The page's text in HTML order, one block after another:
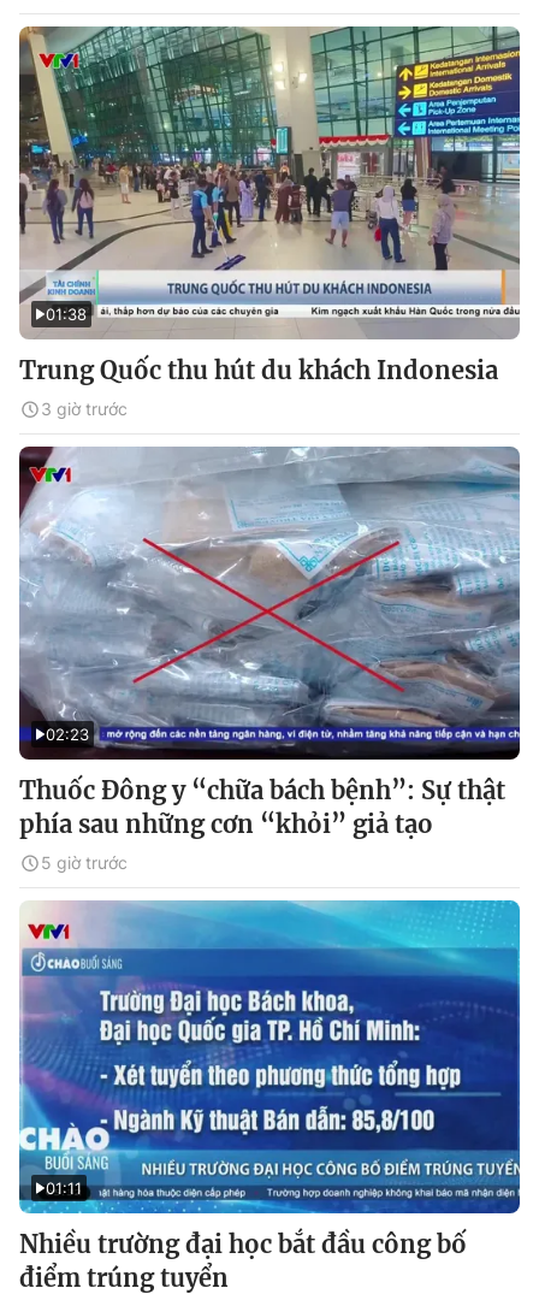
01:38
Trung Quốc thu hút du khách Indonesia
3 giờ trước
02:23
Thuốc Đông y “chữa bách bệnh”: Sự thật
phía sau những cơn “khỏi” giả tạo
5 giờ trước
01:11
Nhiều trường đại học bắt đầu công bố
điểm trúng tuyển